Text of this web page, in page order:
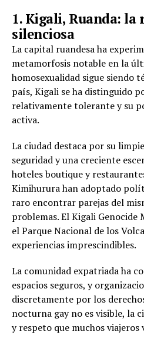
1. Kigali, Ruanda: la
silenciosa
La capital ruandesa ha
metamorfosis notable en la
homosexualidad sigue siendo
país, Kigali se ha distinguido
relativamente tolerante y su
activa.
La ciudad destaca por su
seguridad y una creciente
hoteles boutique y
Kimihurura han adoptado
raro encontrar parejas del
problemas. El Kigali Genocide
el Parque Nacional de los
experiencias imprescindibles.
La comunidad expatriada ha
espacios seguros, y
discretamente por los
nocturna gay no es visible, la
y respeto que muchos